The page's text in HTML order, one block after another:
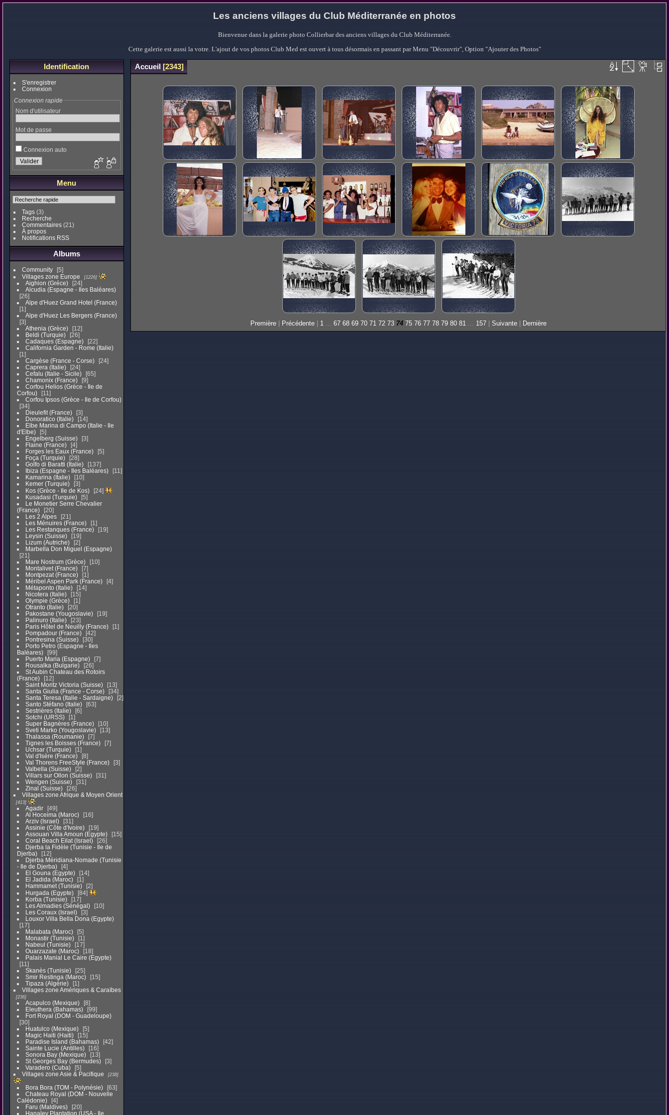
Les anciens villages du Club Méditerranée en photos
Bienvenue dans la galerie photo Collierbar des anciens villages du Club Méditerranée.
Cette galerie est aussi la votre. L'ajout de vos photos Club Med est ouvert à tous désormais en passant par Menu "Découvrir", Option "Ajouter des Photos"
Identification
S'enregistrer
Connexion
Connexion rapide
Nom d'utilisateur
Mot de passe
Connexion auto
Menu
Tags(3)
Recherche
Commentaires(21)
À propos
Notifications RSS
Albums
Community
5
Villages zone Europe
1226
Aighion (Gréce)
24
Alcudia (Espagne - Iles Baléares)
26
Alpe d'Huez Grand Hotel (France)
1
Alpe d'Huez Les Bergers (France)
3
Athenia (Grèce)
12
Beldi (Turquie)
26
Cadaques (Espagne)
22
California Garden - Rome (Italie)
1
Cargèse (France - Corse)
24
Caprera (Italie)
24
Cefalu (Italie - Sicile)
65
Chamonix (France)
9
Corfou Helios (Grèce - Ile de
Corfou)
11
Corfou Ipsos (Grèce - Ile de Corfou)
34
Dieulefit (France)
3
Donoratico (Italie)
14
Elbe Marina di Campo (Italie - Ile
d'Elbe)
5
Engelberg (Suisse)
3
Flaine (France)
4
Forges les Eaux (France)
5
Foça (Turquie)
28
Golfo di Baratti (Italie)
137
Ibiza (Espagne - Iles Baléares)
11
Kamarina (Italie)
10
Kemer (Turquie)
3
Kos (Grèce - Ile de Kos)
24
Kusadasi (Turquie)
5
Le Monetier Serre Chevalier
(France)
20
Les 2 Alpes
21
Les Ménuires (France)
1
Les Restanques (France)
19
Leysin (Suisse)
19
Lizum (Autriche)
2
Marbella Don Miguel (Espagne)
21
Mare Nostrum (Grèce)
10
Montalivet (France)
7
Montpezat (France)
1
Méribel Aspen Park (France)
4
Métaponto (Italie)
14
Nicotera (Italie)
15
Olympie (Grèce)
1
Otranto (Italie)
20
Pakostane (Yougoslavie)
19
Palinuro (Italie)
23
Paris Hôtel de Neuilly (France)
1
Pompadour (France)
42
Pontresina (Suisse)
30
Porto Petro (Espagne - Iles
Baléares)
99
Puerto Maria (Espagne)
7
Rousalka (Bulgarie)
26
St Aubin Chateau des Rotoirs
(France)
12
Saint Moritz Victoria (Suisse)
13
Santa Giulia (France - Corse)
34
Santa Teresa (Italie - Sardaigne)
2
Santo Stéfano (Italie)
63
Sestrières (Italie)
6
Sotchi (URSS)
1
Super Bagnères (France)
10
Sveti Marko (Yougoslavie)
13
Thalassa (Roumanie)
7
Tignes les Boisses (France)
7
Uchsar (Turquie)
1
Val d'Isère (France)
8
Val Thorens FreeStyle (France)
3
Valbella (Suisse)
2
Villars sur Ollon (Suisse)
31
Wengen (Suisse)
31
Zinal (Suisse)
26
Villages zone Afrique & Moyen Orient
413
Agadir
49
Al Hoceima (Maroc)
16
Arziv (Israel)
31
Assinie (Côte d'Ivoire)
19
Assouan Villa Amoun (Egypte)
15
Coral Beach Eilat (Israel)
26
Djerba la Fidèle (Tunisie - Ile de
Djerba)
12
Djerba Méridiana-Nomade (Tunisie
- Ile de Djerba)
4
El Gouna (Egypte)
14
El Jadida (Maroc)
1
Hammamet (Tunisie)
2
Hurgada (Egypte)
84
Korba (Tunisie)
17
Les Almadies (Sénégal)
10
Les Coraux (Israel)
3
Louxor Villa Bella Dona (Egypte)
17
Malabata (Maroc)
5
Monastir (Tunisie)
1
Nabeul (Tunisie)
17
Ouarzazate (Maroc)
18
Palais Manial Le Caire (Egypte)
11
Skanès (Tunisie)
25
Smir Restinga (Maroc)
15
Tipaza (Algérie)
1
Villages zone Amériques & Caraïbes
236
Acapulco (Mexique)
8
Eleuthera (Bahamas)
99
Fort Royal (DOM - Guadeloupe)
30
Huatulco (Mexique)
5
Magic Haiti (Haiti)
15
Paradise Island (Bahamas)
42
Sainte Lucie (Antilles)
16
Sonora Bay (Mexique)
13
St Georges Bay (Bermudes)
3
Varadero (Cuba)
5
Villages zone Asie & Pacifique
238
Bora Bora (TOM - Polynésie)
63
Chateau Royal (DOM - Nouvelle
Calédonie)
4
Faru (Maldives)
20
Hanaley Plantation (USA - Ile
Accueil 2343
Première| Précédente| 1... 67 68 69 70 71 72 73 74 75 76 77 78 79 80 81... 157 Suivante Dernière